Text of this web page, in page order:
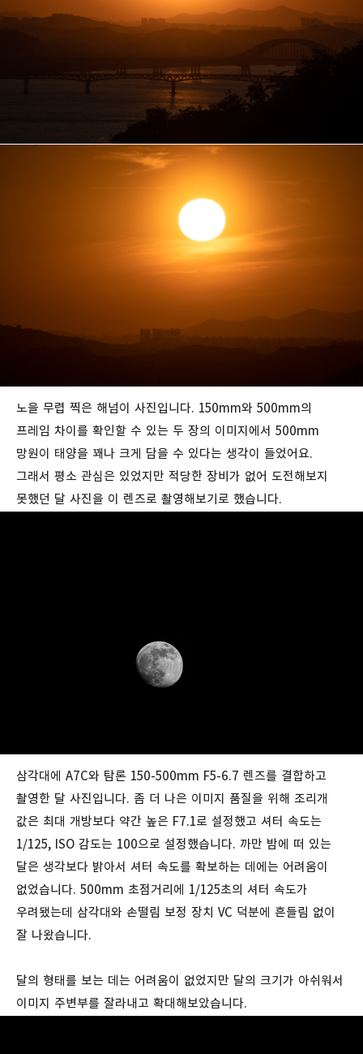
노을 무렵 찍은 해넘이 사진입니다. 150mm와 500mm의
프레임 차이를 확인할 수 있는 두 장의 이미지에서 500mm
망원이 태양을 꽤나 크게 담을 수 있다는 생각이 들었어요.
그래서 평소 관심은 있었지만 적당한 장비가 없어 도전해보지
못했던 달 사진을 이 렌즈로 촬영해보기로 했습니다.
삼각대에 A7C와 탐론 150-500mm F5-6.7 렌즈를 결합하고
촬영한 달 사진입니다. 좀 더 나은 이미지 품질을 위해 조리개
값은 최대 개방보다 약간 높은 F7.1로 설정했고 셔터 속도는
1/125, ISO 감도는 100으로 설정했습니다. 까만 밤에 떠 있는
달은 생각보다 밝아서 셔터 속도를 확보하는 데에는 어려움이
없었습니다. 500mm 초점거리에 1/125초의 셔터 속도가
우려됐는데 삼각대와 손떨림 보정 장치 VC 덕분에 흔들림 없이
잘 나왔습니다.
달의 형태를 보는 데는 어려움이 없었지만 달의 크기가 아쉬워서
이미지 주변부를 잘라내고 확대해보았습니다.